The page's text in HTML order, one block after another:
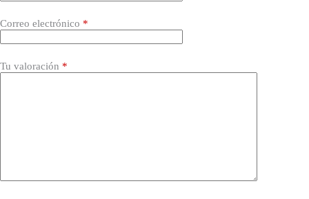
Correo electrónico *
Tu valoración *